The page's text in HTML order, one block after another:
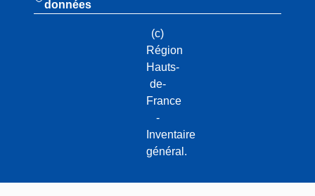
données
(c)
Région
Hauts-
de-
France
-
Inventaire
général.